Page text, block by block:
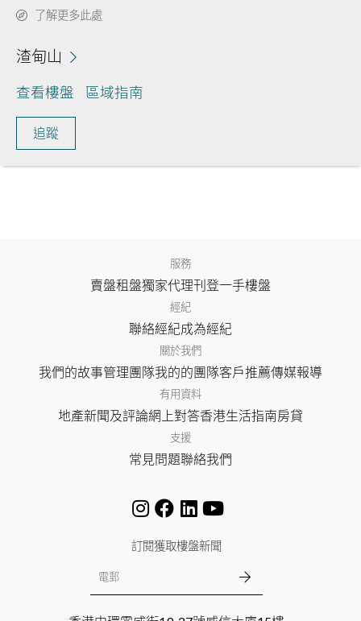
了解更多此處
渣甸山
查看樓盤 區域指南
追蹤
服務
賣盤租盤獨家代理刊登一手樓盤
經紀
聯絡經紀成為經紀
關於我們
我們的故事管理團隊我的的團隊客戶推薦傳媒報導
有用資料
地產新聞及評論網上對答香港生活指南房貸
支援
常見問題聯絡我們
訂閱獲取樓盤新聞